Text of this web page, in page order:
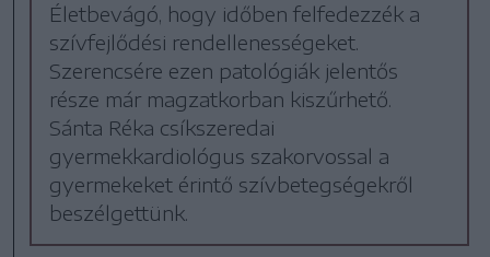
Életbevágó, hogy időben felfedezzék a
szívfejlődési rendellenességeket.
Szerencsére ezen patológiák jelentős
része már magzatkorban kiszűrhető.
Sánta Réka csíkszeredai
gyermekkardiológus szakorvossal a
gyermekeket érintő szívbetegségekről
beszélgettünk.